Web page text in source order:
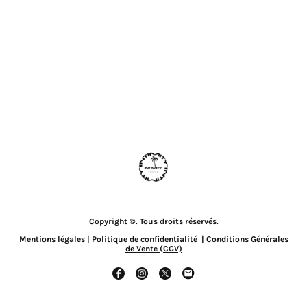
Copyright ©. Tous droits réservés.
Mentions légales| Politique de confidentialité | Conditions Générales
de Vente (CGV)